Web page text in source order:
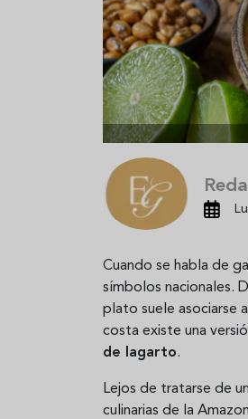
Cuando se habla de
símbolos nacionales.
plato suele asociarse
costa existe una
de lagarto.
Lejos de tratarse de
culinarias de la